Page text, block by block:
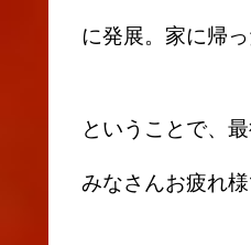
に発展。家に帰
ということで、
みなさんお疲れ様